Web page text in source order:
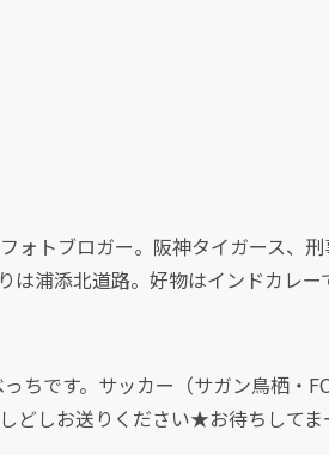
ォトブロガー。阪神タイガース、
浦添北道路。好物はインドカレー
ちです。サッカー（サガン鳥栖・
どしお送りください★お待ちしてま